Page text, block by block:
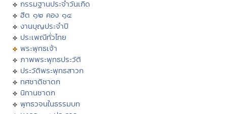
กรรมฐานประจำวันเกิด
ฮีต ๑๒ คอง ๑๔
งานบุญประจำปี
ประเพณีทั่วไทย
พระพุทธเจ้า
ภาพพระพุทธประวัติ
ประวัติพระพุทธสาวก
ทศชาติชาดก
นิทานชาดก
พุทธวจนในธรรมบท